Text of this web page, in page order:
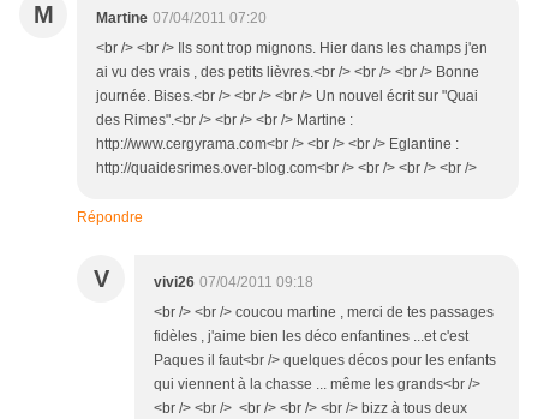
M Martine 07/04/2011 07:20
<br /> <br /> Ils sont trop mignons. Hier dans les champs j'en
ai vu des vrais , des petits lièvres.<br /> <br /> <br /> Bonne
journée. Bises.<br /> <br /> <br /> Un nouvel écrit sur "Quai
des Rimes".<br /> <br /> <br /> Martine :
http://www.cergyrama.com<br /> <br /> <br /> Eglantine :
http://quaidesrimes.over-blog.com<br /> <br /> <br /> <br />
Répondre
V vivi26 07/04/2011 09:18
<br /> <br /> coucou martine , merci de tes passages
fidèles , j'aime bien les déco enfantines ...et c'est
Paques il faut<br /> quelques décos pour les enfants
qui viennent à la chasse ... même les grands<br />
<br /> <br /> <br /> <br /> <br /> bizz à tous deux